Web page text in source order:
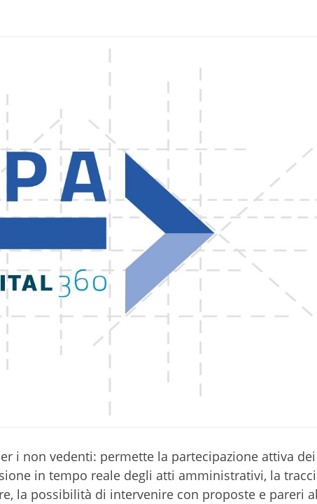
i non vedenti: permette la partecipazione attiva
in tempo reale degli atti amministrativi, la
la possibilità di intervenire con proposte e pareri